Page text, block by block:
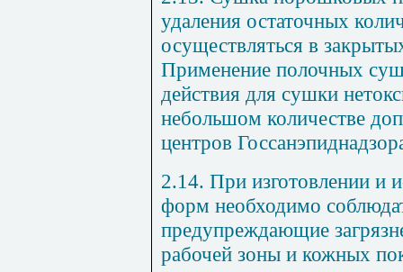
удаления остаточных
осуществляться в
Применение полочных
действия для сушки
небольшом количестве
центров
2.14. При изготовлении и
форм необходимо
предупреждающие
рабочей зоны и кожных